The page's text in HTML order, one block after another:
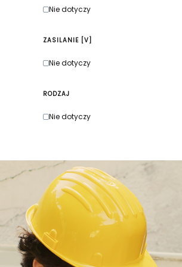
Kolor
Nie dotyczy
ZASILANIE [V]
Zasilanie [V]
Nie dotyczy
RODZAJ
Rodzaj
Nie dotyczy